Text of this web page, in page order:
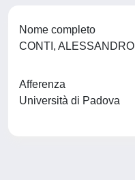
Nome completo
CONTI, ALESSANDRO
Afferenza
Università di Padova